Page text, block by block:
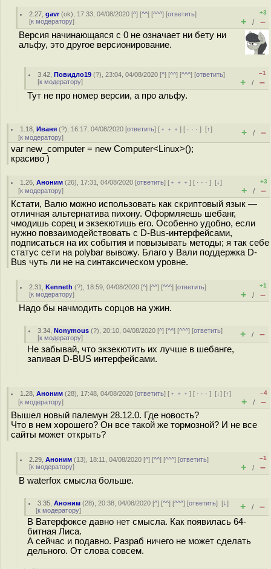
2.27 ,gavr(ok), 17:33, 04/08/2020 [^] [^^] [^^^] [ответить]
[к модератору]
+3
+ / –
Версия начинающаяся с 0 не означает ни бету ни
альфу, это другое версионирование.
3.42 ,Повидло19 (?), 23:04, 04/08/2020 [^] [^^] [^^^] [ответить]
[к модератору]
–1
+ / –
Тут не про номер версии, а про альфу.
1.18 ,Иваня (?), 16:17, 04/08/2020 [ответить] [ ﹢﹢﹢] [ · · ·][↑]
[к модератору] + / –
var new_computer = new Computer<Linux>();
красиво )
1.26 ,Аноним (26), 17:31, 04/08/2020 [ответить] [ ﹢﹢﹢] [ · · ·][↓]
[к модератору]
+3
+ / –
Кстати, Валю можно использовать как скриптовый язык —
отличная альтернатива пихону. Оформляешь шебанг,
чмодишь сорец и экзекютишь его. Особенно удобно, если
нужно повзаимодействовать с D-Bus-интерфейсами,
подписаться на их события и повызывать методы; я так себе
статус сети на polybar вывожу. Благо у Вали поддержка D-
Bus чуть ли не на синтаксическом уровне.
2.31 ,Kenneth (?), 18:59, 04/08/2020 [^] [^^] [^^^] [ответить]
[к модератору]
+1
+ / –
Надо бы начмодить сорцов на ужин.
3.34 ,Nonymous (?), 20:10, 04/08/2020 [^] [^^] [^^^] [ответить]
[к модератору] + / –
Не забывай, что экзекютить их лучше в шебанге,
запивая D-BUS интерфейсами.
1.28 ,Аноним (28), 17:48, 04/08/2020 [ответить] [ ﹢﹢﹢] [ · · ·][↓] [↑]
[к модератору]
–4
+ / –
Вышел новый палемун 28.12.0. Где новость?
Что в нем хорошего? Он все такой же тормозной? И не все
сайты может открыть?
2.29 ,Аноним (13), 18:11, 04/08/2020 [^] [^^] [^^^] [ответить]
[к модератору]
–1
+ / –
В waterfox смысла больше.
3.35 ,Аноним (28), 20:38, 04/08/2020 [^] [^^] [^^^] [ответить][↓]
[к модератору] + / –
В Ватерфоксе давно нет смысла. Как появилась 64-
битная Лиса.
А сейчас и подавно. Разраб ничего не может сделать
дельного. От слова совсем.